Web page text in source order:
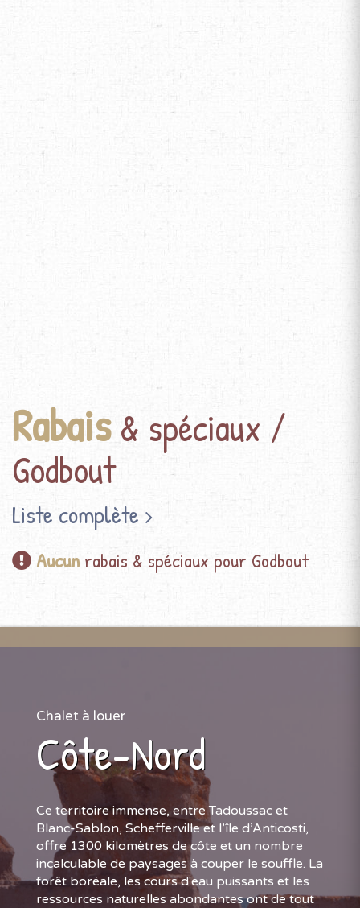
Rabais& spéciaux /
Godbout
Liste complète
Aucun rabais & spéciaux pour Godbout
Chalet à louer
Côte-Nord
Ce territoire immense, entre Tadoussac et
Blanc-Sablon, Schefferville et l’île d’Anticosti,
offre 1300 kilomètres de côte et un nombre
incalculable de paysages à couper le souffle. La
forêt boréale, les cours d'eau puissants et les
ressources naturelles abondantes ont de tout